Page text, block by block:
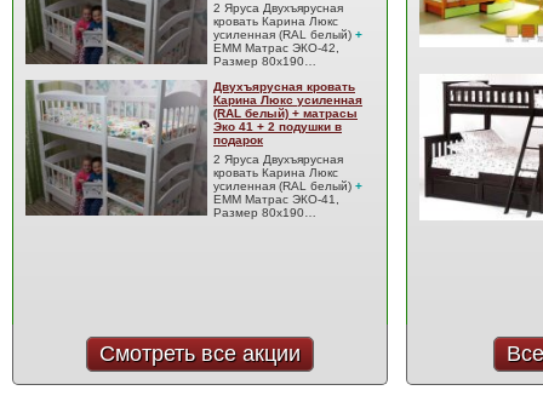
2 Яруса Двухъярусная
кровать Карина Люкс
усиленная (RAL белый) +
EMM Матрас ЭКО-42,
Размер 80x190…
Двухъярусная кровать
Карина Люкс усиленная
(RAL белый) + матрасы
Эко 41 + 2 подушки в
подарок
2 Яруса Двухъярусная
кровать Карина Люкс
усиленная (RAL белый) +
EMM Матрас ЭКО-41,
Размер 80x190…
Смотреть все акции